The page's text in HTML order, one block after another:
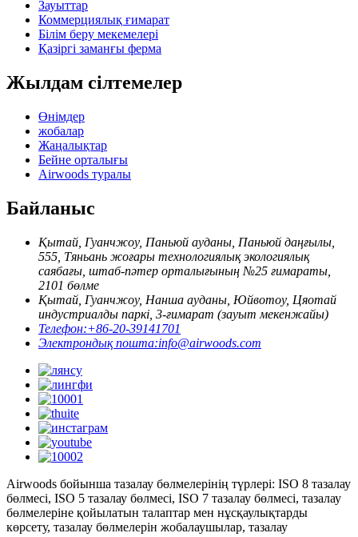
Зауыттар
Коммерциялық ғимарат
Білім беру мекемелері
Қазіргі заманғы ферма
Жылдам сілтемелер
Өнімдер
жобалар
Жаңалықтар
Бейне орталығы
Airwoods туралы
Байланыс
Қытай, Гуанчжоу, Паньюй ауданы, Паньюй даңғылы,
555, Тяньань жоғары технологиялық экологиялық
саябағы, штаб-пәтер орталығының №25 ғимараты,
2101 бөлме
Қытай, Гуанчжоу, Нанша ауданы, Юйвотоу, Цяотай
индустриалды паркі, 3-ғимарат (зауыт мекенжайы)
Телефон:+86-20-39141701
Электрондық пошта:info@airwoods.com
Airwoods бойынша тазалау бөлмелерінің түрлері: ISO 8 тазалау
бөлмесі, ISO 5 тазалау бөлмесі, ISO 7 тазалау бөлмесі, тазалау
бөлмелеріне қойылатын талаптар мен нұсқаулықтарды
көрсету, тазалау бөлмелерін жобалаушылар, тазалау